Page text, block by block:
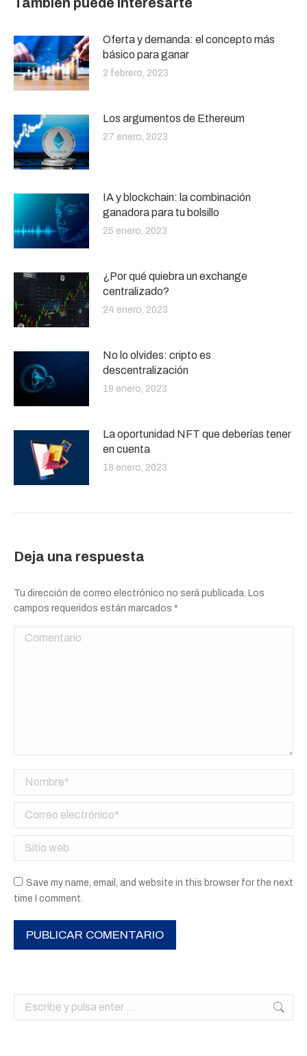
Oferta y demanda: el concepto más
básico para ganar
2 febrero, 2023
Los argumentos de Ethereum
27 enero, 2023
IA y blockchain: la combinación
ganadora para tu bolsillo
25 enero, 2023
¿Por qué quiebra un exchange
centralizado?
24 enero, 2023
No lo olvides: cripto es
descentralización
19 enero, 2023
La oportunidad NFT que deberías tener
en cuenta
18 enero, 2023
Deja una respuesta
Tu dirección de correo electrónico no será publicada. Los
campos requeridos están marcados *
Comentario
Nombre *
Correo electrónico *
Sitio web
Save my name, email, and website in this browser for the next
time I comment.
PUBLICAR COMENTARIO
Buscar: